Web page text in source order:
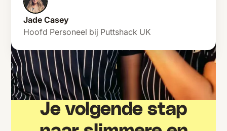
Jade Casey
Hoofd Personeel bij Puttshack UK
Je volgende stap